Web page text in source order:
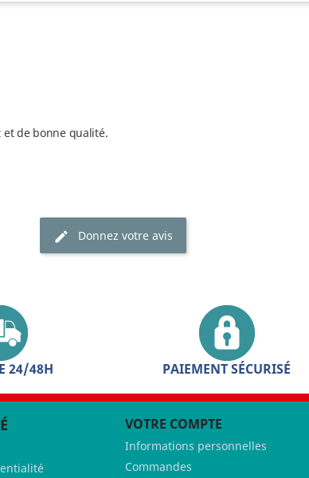
de bonne qualité.
Donnez votre avis
24/48H PAIEMENT SÉCURISÉ
VOTRE COMPTE
Informations personnelles
Commandes